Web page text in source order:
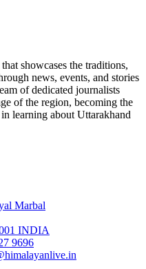
showcases the traditions,
news, events, and stories
of dedicated journalists
of the region, becoming the
learning about Uttarakhand
Marbal
INDIA
9696